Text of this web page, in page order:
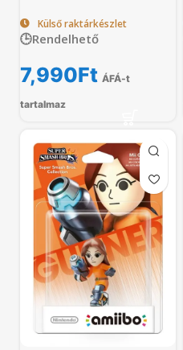
Külső raktárkészlet
🕒Rendelhető
7,990Ft ÁFÁ-t
tartalmaz